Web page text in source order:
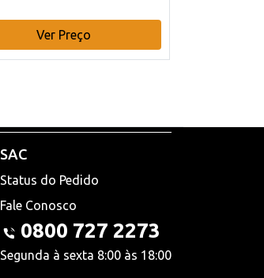
Ver Preço
SAC
Status do Pedido
Fale Conosco
0800 727 2273
Segunda à sexta 8:00 às 18:00